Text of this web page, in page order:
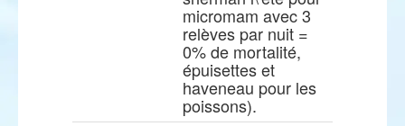
micromam avec 3
relèves par nuit =
0% de mortalité,
épuisettes et
haveneau pour les
poissons).